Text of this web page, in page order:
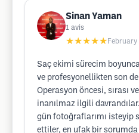
Sinan Yaman
1 avis
★★★★★
Saç ekimi sürecim
ve profesyonellikten son
Operasyon öncesi, sırası
inanılmaz ilgili
gün fotoğraflarımı
ettiler, en ufak bir